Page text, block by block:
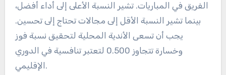
الفريق في المباريات. تشير النسبة الأعلى إلى أداء أفضل،
بينما تشير النسبة الأقل إلى مجالات تحتاج إلى تحسين.
يجب أن تسعى الأندية المحلية لتحقيق نسبة فوز
وخسارة تتجاوز 0.500 لتعتبر تنافسية في الدوري
الإقليمي.